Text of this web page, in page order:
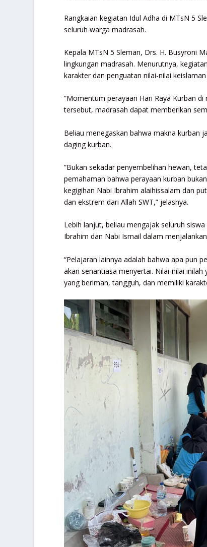
Rangkaian kegiatan Idul Adha di MTsN 5
seluruh warga madrasah.
Kepala MTsN 5 Sleman, Drs. H. Busyroni
lingkungan madrasah. Menurutnya,
karakter dan penguatan nilai-nilai
“Momentum perayaan Hari Raya Kurban
tersebut, madrasah dapat memberikan
Beliau menegaskan bahwa makna kurban
daging kurban.
“Bukan sekadar penyembelihan hewan,
pemahaman bahwa perayaan kurban
kegigihan Nabi Ibrahim alaihissalam dan
dan ekstrem dari Allah SWT,” jelasnya.
Lebih lanjut, beliau mengajak seluruh
Ibrahim dan Nabi Ismail dalam
“Pelajaran lainnya adalah bahwa apa pun
akan senantiasa menyertai. Nilai-nilai
yang beriman, tangguh, dan memiliki